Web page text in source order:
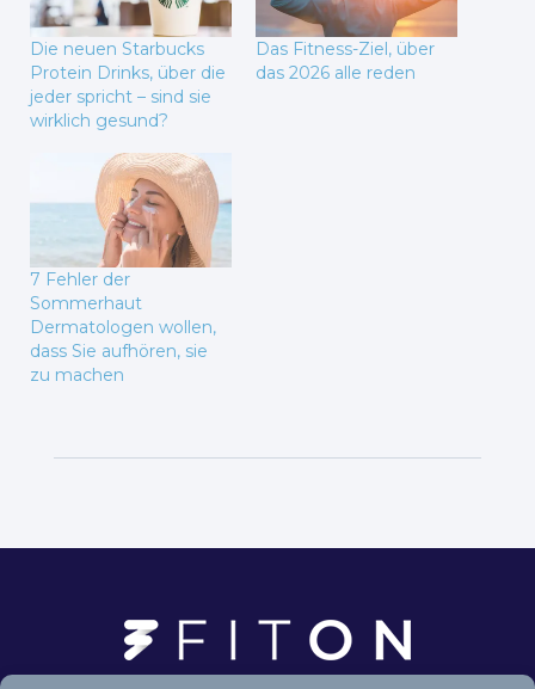
Die neuen Starbucks
Protein Drinks, über die
jeder spricht – sind sie
wirklich gesund?
Das Fitness-Ziel, über
das 2026 alle reden
7 Fehler der
Sommerhaut
Dermatologen wollen,
dass Sie aufhören, sie
zu machen